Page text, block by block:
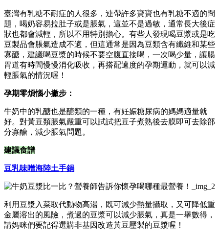
臺灣有乳糖不耐症的人很多，連帶許多寶寶也有乳糖不適的問
題，喝奶容易拉肚子或是脹氣，這並不是過敏，通常長大後症
狀也都會減輕，所以不用特別擔心。有些人發現喝豆漿或是吃
豆製品會脹氣造成不適，但這通常是因為豆類含有纖維和某些
寡醣，建議喝豆漿的時候不要空腹直接喝，一次喝少量，讓腸
胃道有時間慢慢消化吸收，再搭配適度的孕期運動，就可以減
輕脹氣的情況喔！
孕期零煩惱小撇步：
牛奶中的乳醣也是醣類的一種，有妊娠糖尿病的媽媽適量就
好。對黃豆類脹氣嚴重可以試試把豆子煮熟後去膜即可去除部
分寡醣，減少脹氣問題。
建議食譜
豆乳味噌海陸土手鍋
利用豆漿入菜取代動物高湯，既可減少熱量攝取，又可降低重
金屬溶出的風險，煮過的豆漿可以減少脹氣，真是一舉數得，
請媽咪們要記得選購非基因改造黃豆壓製的豆漿喔！